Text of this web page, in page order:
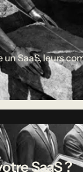
SaaS, leurs
SaaS ?